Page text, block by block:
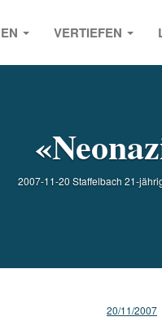
VERTIEFEN
2007-11-20 Staffelbach 21-
20/11/2007